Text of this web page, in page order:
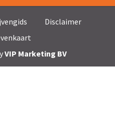
Disclaimer
VIP Marketing BV